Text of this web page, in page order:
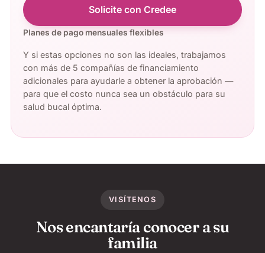
Solicite con Credee
Planes de pago mensuales flexibles
Y si estas opciones no son las ideales, trabajamos
con más de 5 compañías de financiamiento
adicionales para ayudarle a obtener la aprobación —
para que el costo nunca sea un obstáculo para su
salud bucal óptima.
VISÍTENOS
Nos encantaría conocer a su
familia